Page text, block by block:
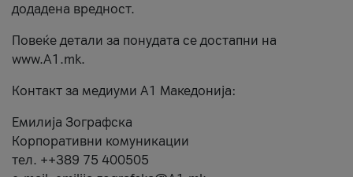
додадена вредност.
Повеќе детали за понудата се достапни на
www.А1.mk.
Контакт за медиуми А1 Македонија:
Емилија Зографска
Корпоративни комуникации
тел. ++389 75 400505